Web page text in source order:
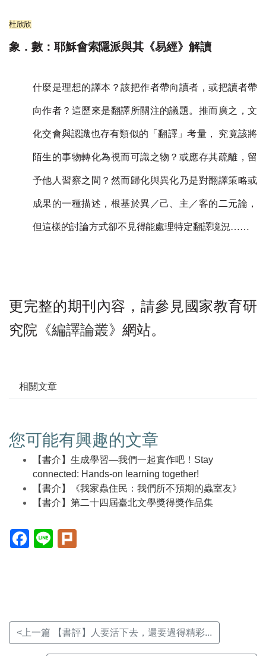
杜欣欣
象．數：耶穌會索隱派與其《易經》解讀
什麼是理想的譯本？該把作者帶向讀者，或把讀者帶
向作者？這歷來是翻譯所關注的議題。推而廣之，文
化交會與認識也存有類似的「翻譯」考量， 究竟該將
陌生的事物轉化為視而可識之物？或應存其疏離，留
予他人習察之間？然而歸化與異化乃是對翻譯策略或
成果的一種描述，根基於異／己、主／客的二元論，
但這樣的討論方式卻不見得能處理特定翻譯境況……
更完整的期刊內容，請參見國家教育研
究院《編譯論叢》網站。
相關文章
您可能有興趣的文章
【書介】生成學習—我們一起實作吧！Stay
connected: Hands-on learning together!
【書介】《我家蟲住民：我們所不預期的蟲室友》
【書介】第二十四屆臺北文學獎得獎作品集
Facebook(另
開
Line(另
開
<上一篇 【書評】人要活下去，還要過得精彩...